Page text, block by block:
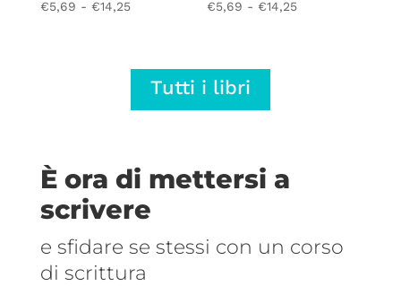
€5,69 - €14,25Fascia
€5,69
€5,69 - €14,25Fascia
Tutti i libri
È ora di mettersi a
scrivere
e sfidare se stessi con un corso
di scrittura